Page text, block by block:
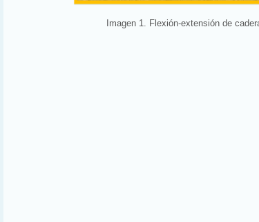
Imagen 1. Flexión-extensión de